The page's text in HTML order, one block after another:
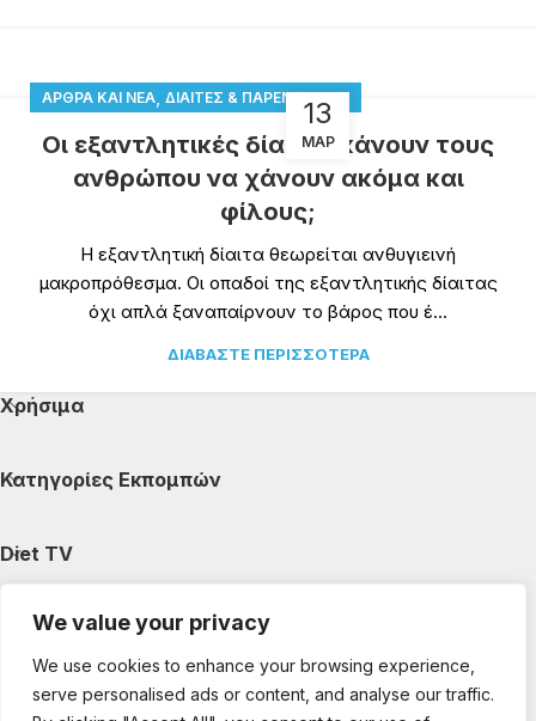
We value your privacy
We use cookies to enhance your browsing experience,
serve personalised ads or content, and analyse our traffic.
13
ΜΑΡ
ΆΡΘΡΑ ΚΑΙ ΝΈΑ, ΔΊΑΙΤΕΣ & ΠΑΡΕΝΈΡΓΕΙΕΣ
Οι εξαντλητικές δίαιτες κάνουν τους
ανθρώπου να χάνουν ακόμα και
φίλους;
Η εξαντλητική δίαιτα θεωρείται ανθυγιεινή
μακροπρόθεσμα. Οι οπαδοί της εξαντλητικής δίαιτας
όχι απλά ξαναπαίρνουν το βάρος που έ...
ΔΙΑΒΆΣΤΕ ΠΕΡΙΣΣΌΤΕΡΑ
Χρήσιμα
Κατηγορίες Εκπομπών
Diet TV
Κατηγορίες Άρθρων
Ακολουθήστε μας